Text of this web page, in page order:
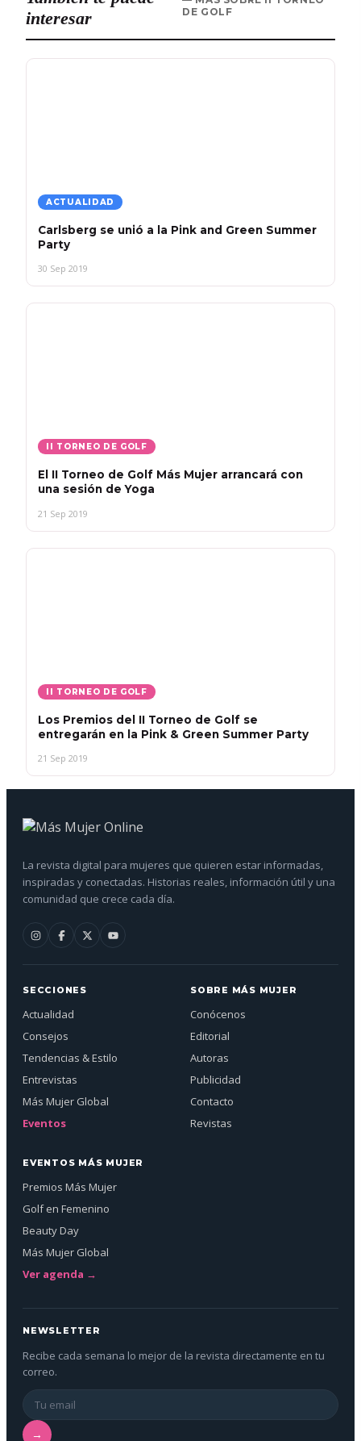
interesar
DE GOLF
ACTUALIDAD
Carlsberg se unió a la Pink and Green Summer
Party
30 Sep 2019
II TORNEO DE GOLF
El II Torneo de Golf Más Mujer arrancará con
una sesión de Yoga
21 Sep 2019
II TORNEO DE GOLF
Los Premios del II Torneo de Golf se
entregarán en la Pink & Green Summer Party
21 Sep 2019
La revista digital para mujeres que quieren estar informadas,
inspiradas y conectadas. Historias reales, información útil y una
comunidad que crece cada día.
SECCIONES
Actualidad
Consejos
Tendencias & Estilo
Entrevistas
Más Mujer Global
Eventos
SOBRE MÁS MUJER
Conócenos
Editorial
Autoras
Publicidad
Contacto
Revistas
EVENTOS MÁS MUJER
Premios Más Mujer
Golf en Femenino
Beauty Day
Más Mujer Global
Ver agenda →
NEWSLETTER
Recibe cada semana lo mejor de la revista directamente en tu
correo.
→